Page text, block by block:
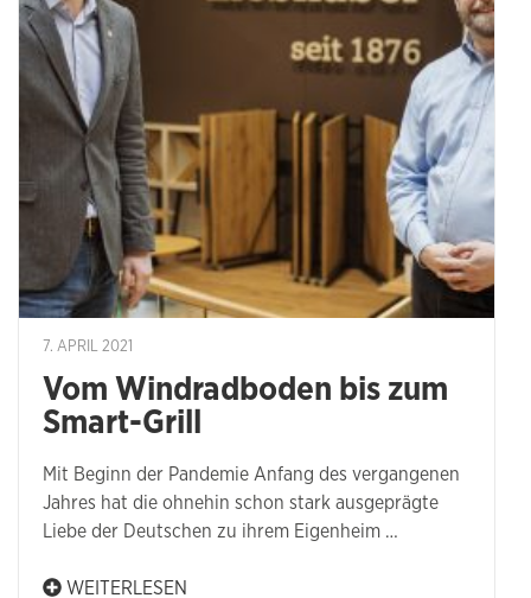
7. APRIL 2021
Vom Windradboden bis zum
Smart-Grill
Mit Beginn der Pandemie Anfang des vergangenen
Jahres hat die ohnehin schon stark ausgeprägte
Liebe der Deutschen zu ihrem Eigenheim …
WEITERLESEN